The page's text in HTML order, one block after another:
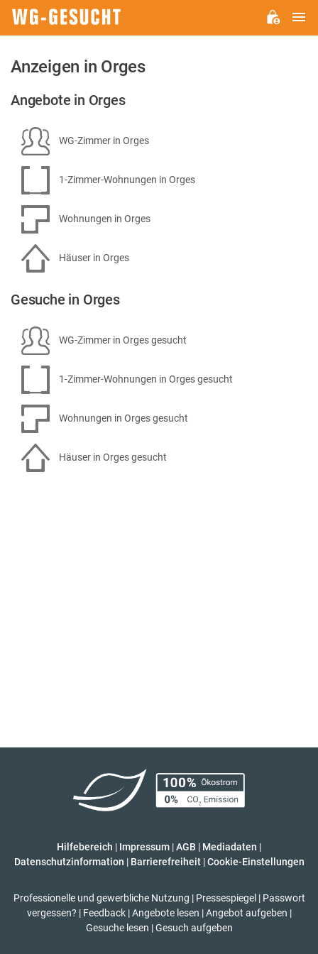
Anzeigen in Orges
Angebote in Orges
WG-Zimmer in Orges
1-Zimmer-Wohnungen in Orges
Wohnungen in Orges
Häuser in Orges
Gesuche in Orges
WG-Zimmer in Orges gesucht
1-Zimmer-Wohnungen in Orges gesucht
Wohnungen in Orges gesucht
Häuser in Orges gesucht
Hilfebereich | Impressum |AGB | Mediadaten |
Datenschutzinformation | Barrierefreiheit | Cookie-Einstellungen
Professionelle und gewerbliche Nutzung | Pressespiegel | Passwort
vergessen? | Feedback | Angebote lesen | Angebot aufgeben |
Gesuche lesen | Gesuch aufgeben